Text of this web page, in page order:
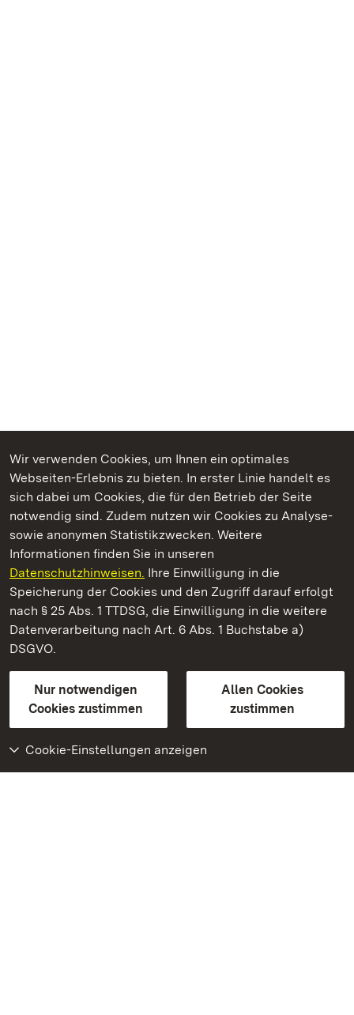
Wir verwenden Cookies, um Ihnen ein optimales
Webseiten-Erlebnis zu bieten. In erster Linie handelt es
sich dabei um Cookies, die für den Betrieb der Seite
notwendig sind. Zudem nutzen wir Cookies zu Analyse-
sowie anonymen Statistikzwecken. Weitere
Informationen finden Sie in unseren
Datenschutzhinweisen. Ihre Einwilligung in die
Speicherung der Cookies und den Zugriff darauf erfolgt
nach § 25 Abs. 1 TTDSG, die Einwilligung in die weitere
Datenverarbeitung nach Art. 6 Abs. 1 Buchstabe a)
DSGVO.
Nur notwendigen
Cookies zustimmen
Allen Cookies
zustimmen
Cookie-Einstellungen anzeigen
Kommen. Staunen. Genießen.
Residenzschloss Ludwigsburg
Staatliche Schlösser und Gärten Baden-Württemberg
Kontakt
GebärdenspracheLeichte Sprache
Erklärung zur Barrierefreiheit
BITV-konform (geprüfte Seiten)
Weiteres